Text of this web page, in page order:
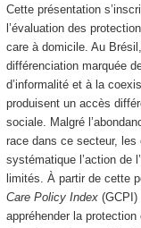
Cette présentation
l’évaluation des
care à domicile. Au
différenciation marquée
d’informalité et à la
produisent un accès
sociale. Malgré
race dans ce secteur, les
systématique l’action de
limités. À partir de cette
Care Policy Index (GCPI)
appréhender la